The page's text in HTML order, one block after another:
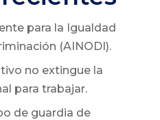
para la Igualdad
(AINODI).
no extingue la
para trabajar.
de guardia de